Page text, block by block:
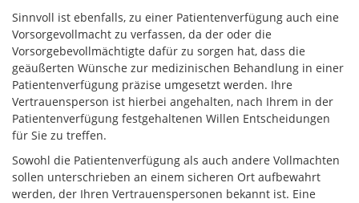
Sinnvoll ist ebenfalls, zu einer Patientenverfügung auch eine
Vorsorgevollmacht zu verfassen, da der oder die
Vorsorgebevollmächtigte dafür zu sorgen hat, dass die
geäußerten Wünsche zur medizinischen Behandlung in einer
Patientenverfügung präzise umgesetzt werden. Ihre
Vertrauensperson ist hierbei angehalten, nach Ihrem in der
Patientenverfügung festgehaltenen Willen Entscheidungen
für Sie zu treffen.
Sowohl die Patientenverfügung als auch andere Vollmachten
sollen unterschrieben an einem sicheren Ort aufbewahrt
werden, der Ihren Vertrauenspersonen bekannt ist. Eine